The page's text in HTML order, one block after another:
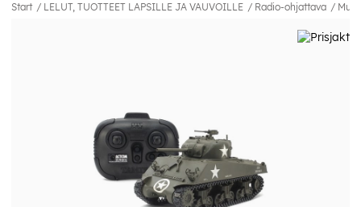
Start LELUT, TUOTTEET LAPSILLE JA VAUVOILLE Radio-ohjattava Muut